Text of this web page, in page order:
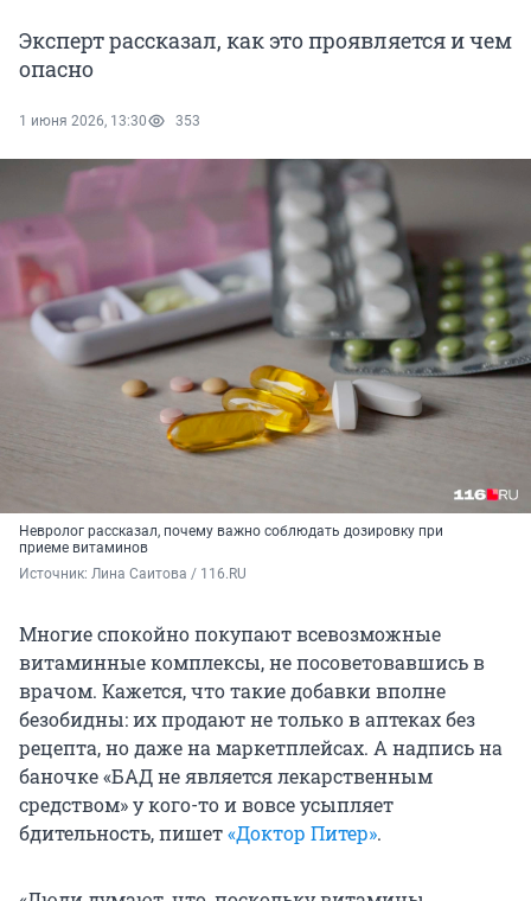
Эксперт рассказал, как это проявляется и чем
опасно
1 июня 2026, 13:30 353
Невролог рассказал, почему важно соблюдать дозировку при
приеме витаминов
Источник: Лина Саитова / 116.RU
Многие спокойно покупают всевозможные
витаминные комплексы, не посоветовавшись в
врачом. Кажется, что такие добавки вполне
безобидны: их продают не только в аптеках без
рецепта, но даже на маркетплейсах. А надпись на
баночке «БАД не является лекарственным
средством» у кого-то и вовсе усыпляет
бдительность, пишет«Доктор Питер».